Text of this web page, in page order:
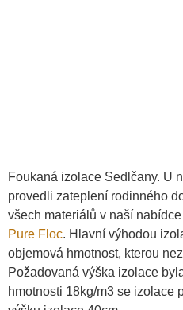
Foukaná izolace Sedlčany. U
provedli zateplení rodinného
všech materiálů v naší
Pure Floc. Hlavní výhodou
objemová hmotnost, kterou
Požadovaná výška izolace
hmotnosti 18kg/m3 se izolace